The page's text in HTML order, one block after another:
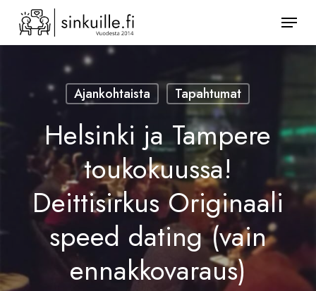
Skip
main
Ajankohtaista Tapahtumat
Helsinki ja Tampere
toukokuussa!
Deittisirkus Originaali
speed dating (vain
ennakkovaraus)
Sulje